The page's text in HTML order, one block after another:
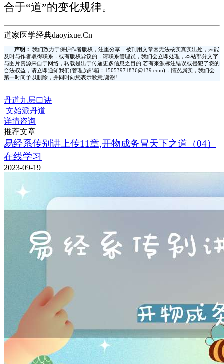
合于“道”的变化规律。
道家医学经典daoyixue.Cn
声明：
我们致力于保护作者版权，注重分享，被刊用文章因无法核实真实出处，未能
及时与作者取得联系，或有版权异议的，请联系管理员，我们会立即处理，本站部分文字
与图片资源来自于网络，转载是出于传递更多信息之目的,若有来源标注错误或侵犯了您的
合法权益，请立即通知我们(管理员邮箱：15053971836@139.com)，情况属实，我们会
第一时间予以删除，并同时向您表示歉意,谢谢!
丹道九层口诀
文始派丹道
详情咨询
推荐文章
易经系传别讲上传11章,开物成务冒天下之道（04）
在线学习
2023-09-19